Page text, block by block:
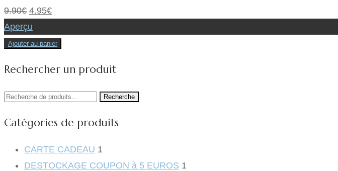
9.90€ Le
prix
initial
9.90€.
4.95€Le
actuel
4.95€.
Aperçu
Ajouter au panier
Rechercher un produit
Recherche
Recherche
Catégories de produits
CARTE CADEAU 1
DESTOCKAGE COUPON à 5 EUROS 1